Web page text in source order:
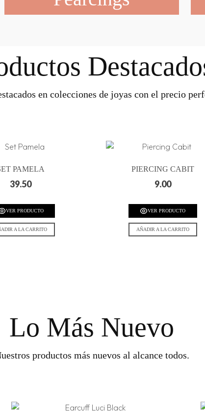
en colecciones de joyas con el precio
PAMELA
39.50
VER PRODUCTO
A LA CARRITO
PIERCING CABIT
9.00
VER PRODUCTO
AÑADIR A LA CARRITO
Lo Más Nuevo
productos más nuevos al alcance todos.